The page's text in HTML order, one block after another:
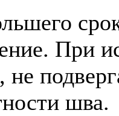
При
не
шва.